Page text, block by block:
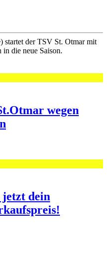
startet der TSV St. Otmar mit
die neue Saison.
wegen
dein